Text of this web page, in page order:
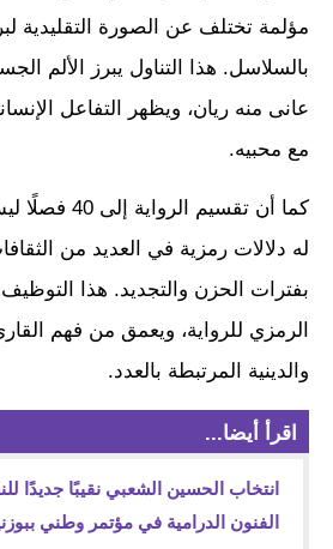
مؤلمة تختلف عن الصورة التقليدية
بالسلاسل. هذا التناول يبرز الألم
عانى منه ريان، ويظهر التفاعل
مع محبيه.
له دلالات رمزية في العديد من
بفترات الحزن والتجديد. هذا
الرمزي للرواية، ويعمق من فهم القارئ
والدينية المرتبطة بالعدد.
اقرأ أيضا...
انتخاب الحسين الشعبي نقيبًا جديدًا
الفنون الدرامية في مؤتمر وطني